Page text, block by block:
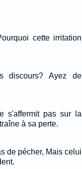
cette irritation
discours? Ayez de
s'affermit pas sur la
à sa perte.
de pécher, Mais celui